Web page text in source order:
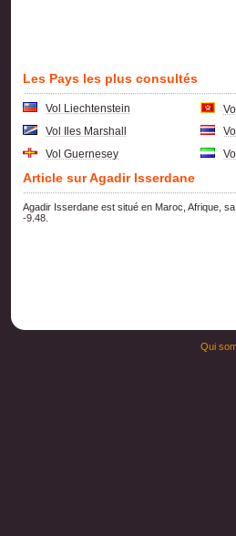
Les Pays les plus consultés
Vol Liechtenstein
Vol Iles Marshall
Vol Guernesey
Article sur Agadir Isserdane
Agadir Isserdane est situé en Maroc, Afrique,
-9.48.
Qui